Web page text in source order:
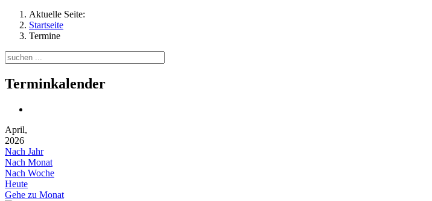
Aktuelle Seite:
Startseite
Termine
Terminkalender
April,
2026
Nach Jahr
Nach Monat
Nach Woche
Heute
Gehe zu Monat